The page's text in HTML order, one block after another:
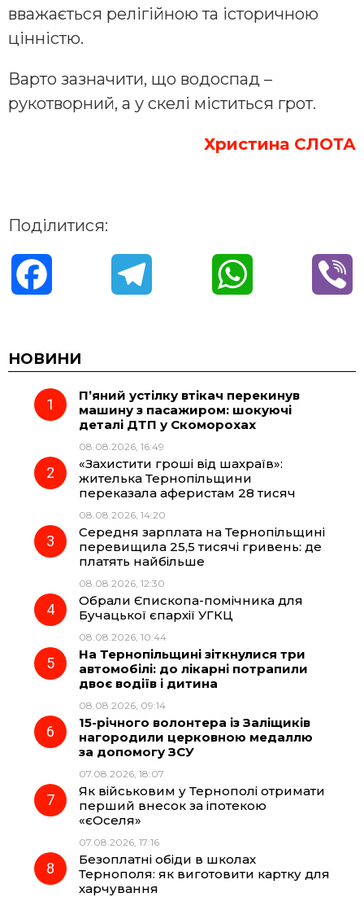
вважається релігійною та історичною
цінністю.
Варто зазначити, що водоспад –
рукотворний, а у скелі міститься грот.
Христина СЛОТА
Поділитися:
c
e
o
k
e
g
r
a
m
t
НОВИНИ
П’яний устілку втікач перекинув
машину з пасажиром: шокуючі
деталі ДТП у Скоморохах
08.08.2026, 16:49
«Захистити гроші від шахраїв»:
жителька Тернопільщини
переказала аферистам 28 тисяч
08.08.2026, 14:20
Середня зарплата на Тернопільщині
перевищила 25,5 тисячі гривень: де
платять найбільше
08.08.2026, 12:30
Обрали Єпископа-помічника для
Бучацької єпархії УГКЦ
08.08.2026, 10:44
На Тернопільщині зіткнулися три
автомобілі: до лікарні потрапили
двоє водіїв і дитина
08.08.2026, 09:14
15-річного волонтера із Заліщиків
нагородили церковною медаллю
за допомогу ЗСУ
07.08.2026, 18:07
Як військовим у Тернополі отримати
перший внесок за іпотекою
«єОселя»
07.08.2026, 17:16
Безоплатні обіди в школах
Тернополя: як виготовити картку для
харчування